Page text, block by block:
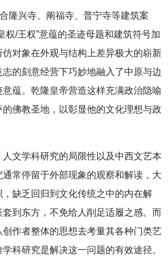
隆兴寺、阐福寺、普宁寺等建筑案
/王权”意蕴的圣迹母题和建筑符号加
对象在外观与结构上差异极大的崭新
的刻意经营下巧妙地融入了中原与边
蕴。乾隆皇帝营造这样充满政治隐喻
佛教圣地，以彰显他的文化理想与政
文学科研究的局限性以及中西文艺本
常停留于外部现象的观察和解读，大
缺乏回归到文化传统之中的内在解
到东方，不免给人削足适履之感。而
作者整体的思想去考量其各种门类艺
科研究是解决这一问题的有效途径。